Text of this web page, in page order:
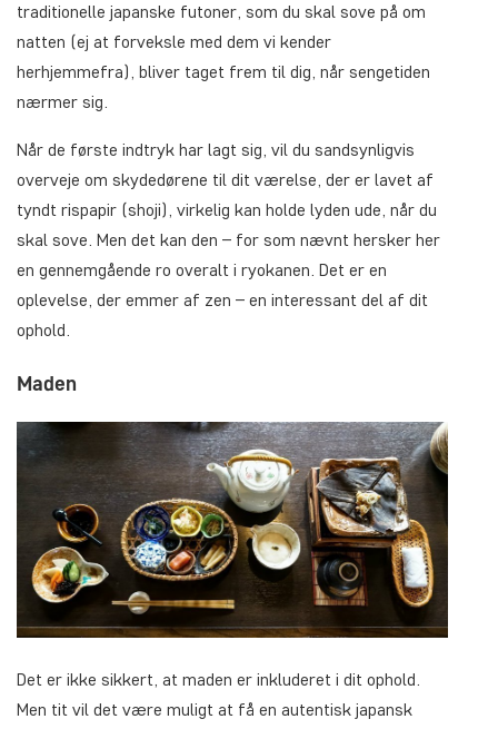
traditionelle japanske futoner, som du skal sove på om
natten (ej at forveksle med dem vi kender
herhjemmefra), bliver taget frem til dig, når sengetiden
nærmer sig.
Når de første indtryk har lagt sig, vil du sandsynligvis
overveje om skydedørene til dit værelse, der er lavet af
tyndt rispapir (shoji), virkelig kan holde lyden ude, når du
skal sove. Men det kan den – for som nævnt hersker her
en gennemgående ro overalt i ryokanen. Det er en
oplevelse, der emmer af zen – en interessant del af dit
ophold.
Maden
Det er ikke sikkert, at maden er inkluderet i dit ophold.
Men tit vil det være muligt at få en autentisk japansk